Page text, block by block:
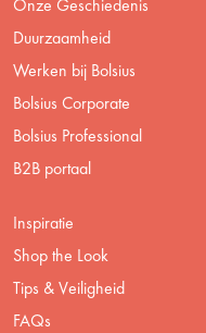
Duurzaamheid
Werken bij Bolsius
Bolsius Corporate
Bolsius Professional
B2B portaal
Inspiratie
Shop the Look
Tips & Veiligheid
FAQs